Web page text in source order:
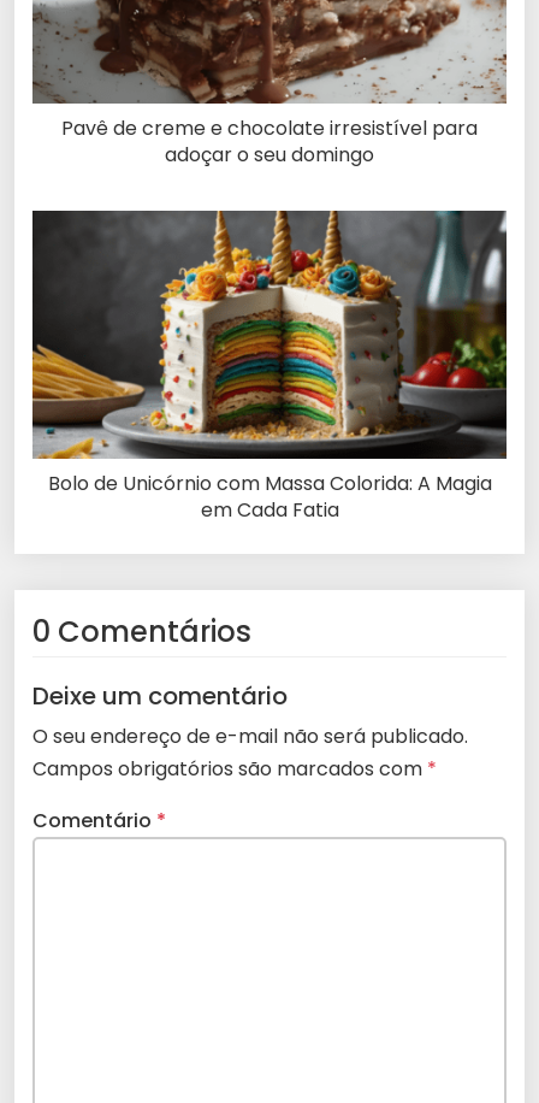
Pavê de creme e chocolate irresistível para
adoçar o seu domingo
Bolo de Unicórnio com Massa Colorida: A Magia
em Cada Fatia
0 Comentários
Deixe um comentário
O seu endereço de e-mail não será publicado.
Campos obrigatórios são marcados com *
Comentário *